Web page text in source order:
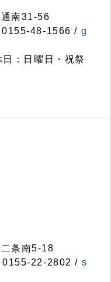
南31-56
48-1566 / g
：日曜日・祝祭
条南5-18
22-2802 / s